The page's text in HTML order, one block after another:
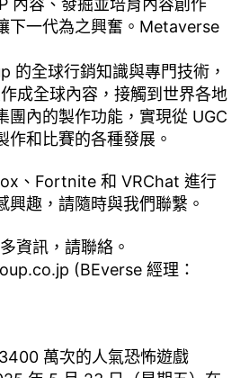
下一代為之興奮。Metaverse
的全球行銷知識與專門技術，
成全球內容，接觸到世界各地
團內的製作功能，實現從 UGC
作和比賽的各種發展。
、Fortnite 和 VRChat 進行
興趣，請隨時與我們聯繫。
資訊，請聯絡。
(BEverse 經理：
萬次的人氣恐怖遊戲